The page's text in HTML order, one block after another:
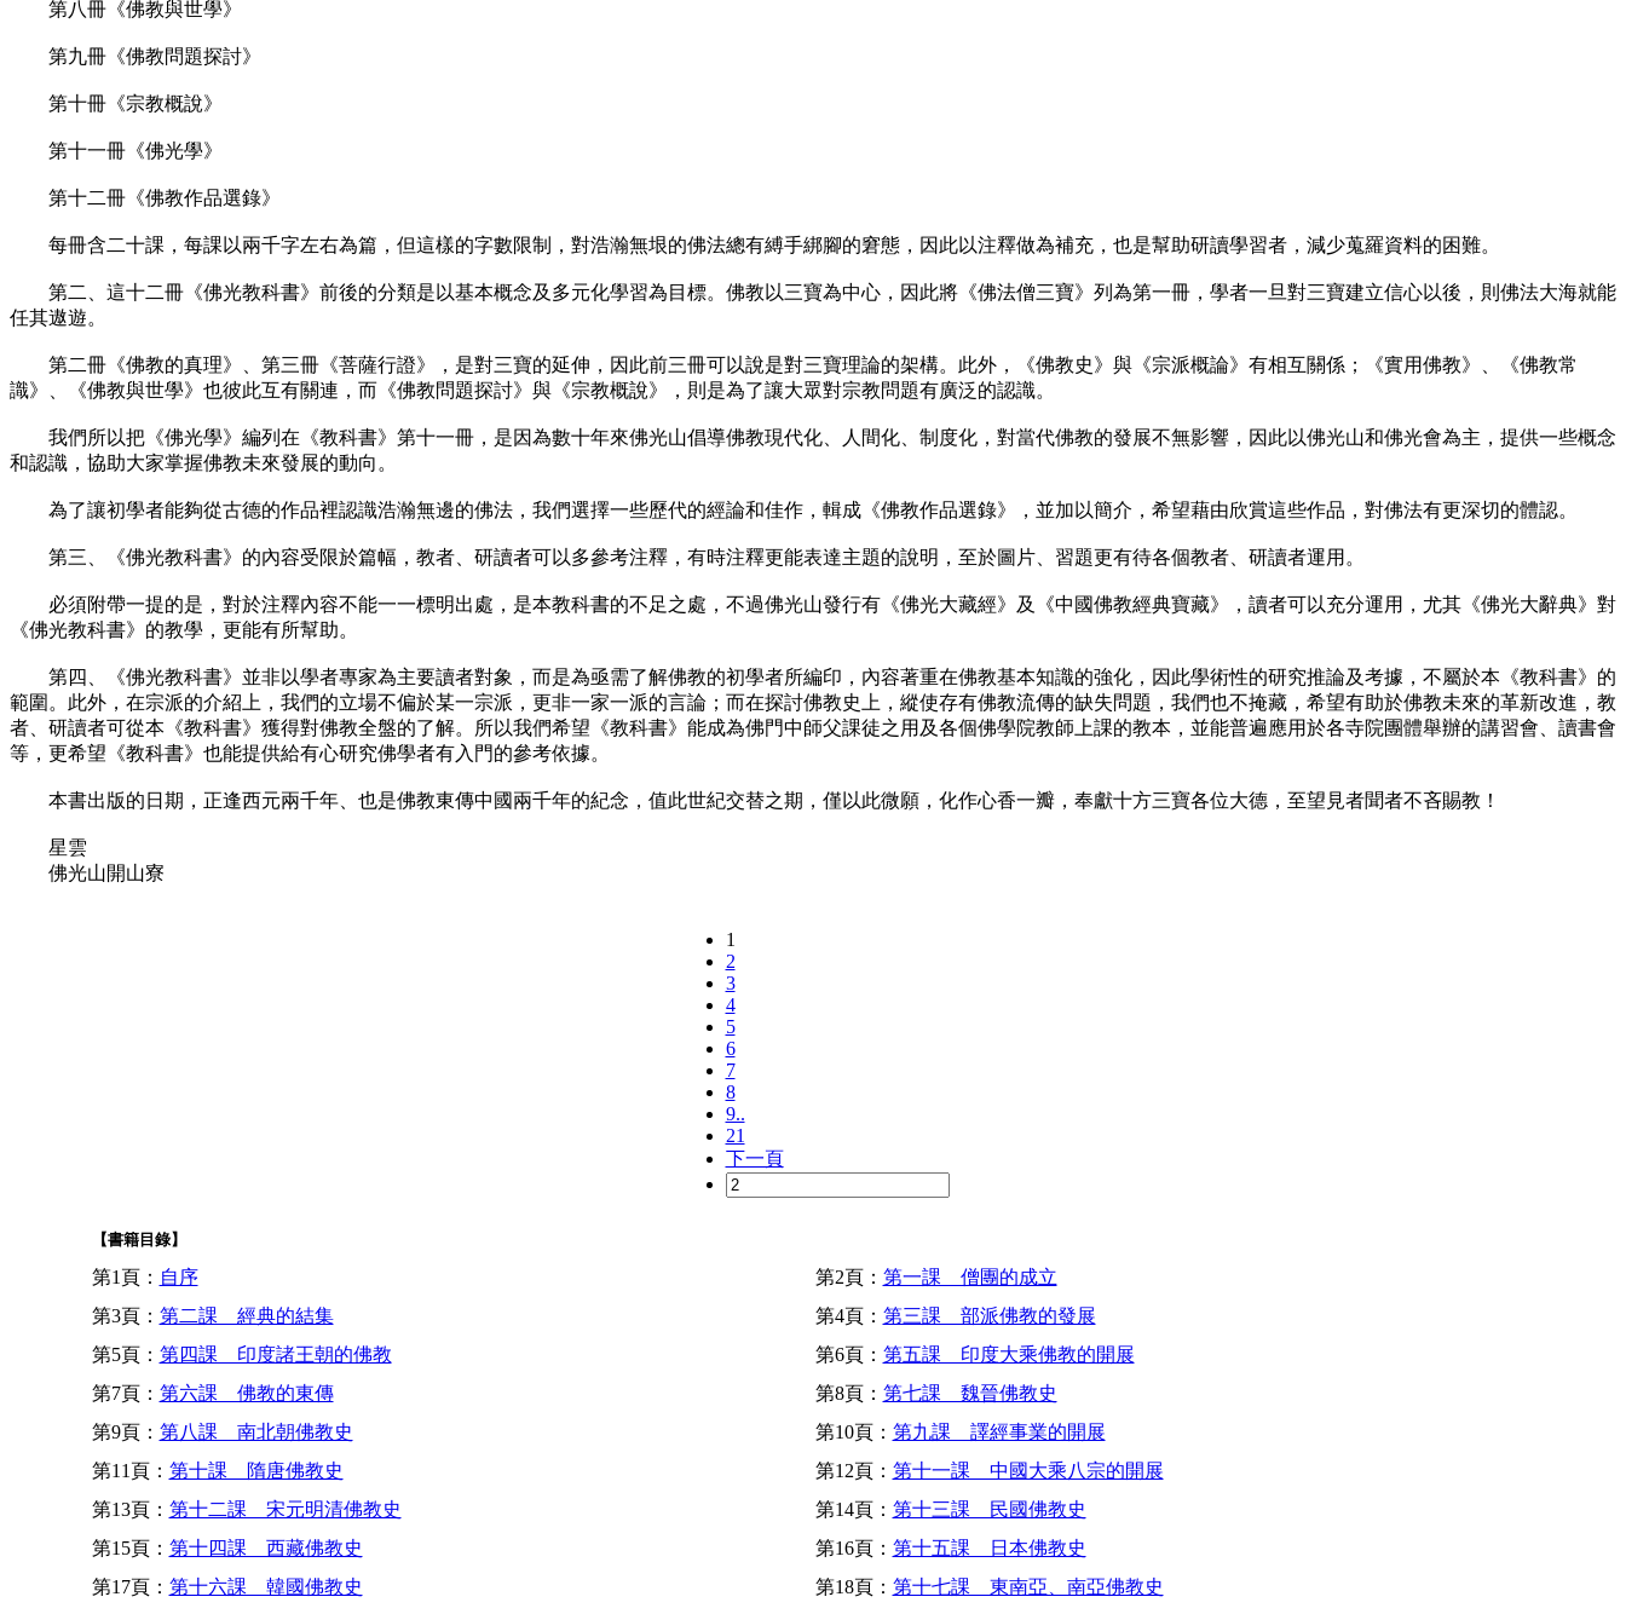
第八冊《佛教與世學》
第九冊《佛教問題探討》
第十冊《宗教概說》
第十一冊《佛光學》
第十二冊《佛教作品選錄》
每冊含二十課，每課以兩千字左右為篇，但這樣的字數限制，對浩瀚無垠的佛法總有縛手綁腳的窘態，因此以注釋做為補充，也是幫助研讀學習者，減少蒐羅資料的困難。
第二、這十二冊《佛光教科書》前後的分類是以基本概念及多元化學習為目標。佛教以三寶為中心，因此將《佛法僧三寶》列為第一冊，學者一旦對三寶建立信心以後，則佛法大海就能
任其遨遊。
第二冊《佛教的真理》、第三冊《菩薩行證》，是對三寶的延伸，因此前三冊可以說是對三寶理論的架構。此外，《佛教史》與《宗派概論》有相互關係；《實用佛教》、《佛教常
識》、《佛教與世學》也彼此互有關連，而《佛教問題探討》與《宗教概說》，則是為了讓大眾對宗教問題有廣泛的認識。
我們所以把《佛光學》編列在《教科書》第十一冊，是因為數十年來佛光山倡導佛教現代化、人間化、制度化，對當代佛教的發展不無影響，因此以佛光山和佛光會為主，提供一些概念
和認識，協助大家掌握佛教未來發展的動向。
為了讓初學者能夠從古德的作品裡認識浩瀚無邊的佛法，我們選擇一些歷代的經論和佳作，輯成《佛教作品選錄》，並加以簡介，希望藉由欣賞這些作品，對佛法有更深切的體認。
第三、《佛光教科書》的內容受限於篇幅，教者、研讀者可以多參考注釋，有時注釋更能表達主題的說明，至於圖片、習題更有待各個教者、研讀者運用。
必須附帶一提的是，對於注釋內容不能一一標明出處，是本教科書的不足之處，不過佛光山發行有《佛光大藏經》及《中國佛教經典寶藏》，讀者可以充分運用，尤其《佛光大辭典》對
《佛光教科書》的教學，更能有所幫助。
第四、《佛光教科書》並非以學者專家為主要讀者對象，而是為亟需了解佛教的初學者所編印，內容著重在佛教基本知識的強化，因此學術性的研究推論及考據，不屬於本《教科書》的
範圍。此外，在宗派的介紹上，我們的立場不偏於某一宗派，更非一家一派的言論；而在探討佛教史上，縱使存有佛教流傳的缺失問題，我們也不掩藏，希望有助於佛教未來的革新改進，教
者、研讀者可從本《教科書》獲得對佛教全盤的了解。所以我們希望《教科書》能成為佛門中師父課徒之用及各個佛學院教師上課的教本，並能普遍應用於各寺院團體舉辦的講習會、讀書會
等，更希望《教科書》也能提供給有心研究佛學者有入門的參考依據。
本書出版的日期，正逢西元兩千年、也是佛教東傳中國兩千年的紀念，值此世紀交替之期，僅以此微願，化作心香一瓣，奉獻十方三寶各位大德，至望見者聞者不吝賜教！
星雲
佛光山開山寮
1
2
3
4
5
6
7
8
9..
21
下一頁
【書籍目錄】
第1頁： 自序 第2頁： 第一課 僧團的成立
第3頁： 第二課 經典的結集 第4頁： 第三課 部派佛教的發展
第5頁： 第四課 印度諸王朝的佛教 第6頁： 第五課 印度大乘佛教的開展
第7頁： 第六課 佛教的東傳 第8頁： 第七課 魏晉佛教史
第9頁： 第八課 南北朝佛教史 第10頁： 第九課 譯經事業的開展
第11頁： 第十課 隋唐佛教史 第12頁： 第十一課 中國大乘八宗的開展
第13頁： 第十二課 宋元明清佛教史 第14頁： 第十三課 民國佛教史
第15頁： 第十四課 西藏佛教史 第16頁： 第十五課 日本佛教史
第17頁： 第十六課 韓國佛教史 第18頁： 第十七課 東南亞、南亞佛教史